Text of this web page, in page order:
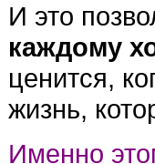
И это
каждому
ценится,
жизнь,
Именно